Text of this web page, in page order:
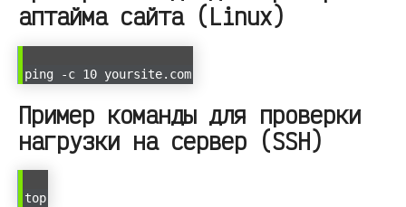
аптайма сайта (Linux)
ping -c 10 yoursite.com
Пример команды для проверки
нагрузки на сервер (SSH)
top